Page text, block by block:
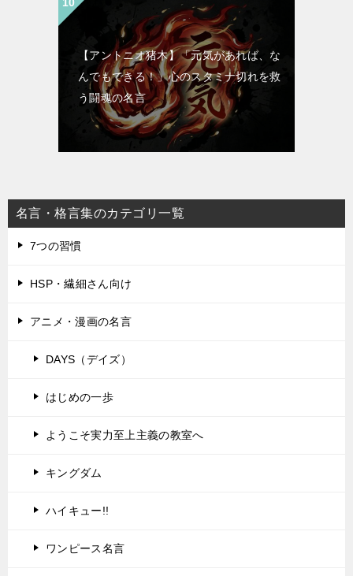
【アントニオ猪木】「元気があれば、な
んでもできる！」心のスタミナ切れを救
う闘魂の名言
名言・格言集のカテゴリ一覧
7つの習慣
HSP・繊細さん向け
アニメ・漫画の名言
DAYS（デイズ）
はじめの一歩
ようこそ実力至上主義の教室へ
キングダム
ハイキュー!!
ワンピース名言